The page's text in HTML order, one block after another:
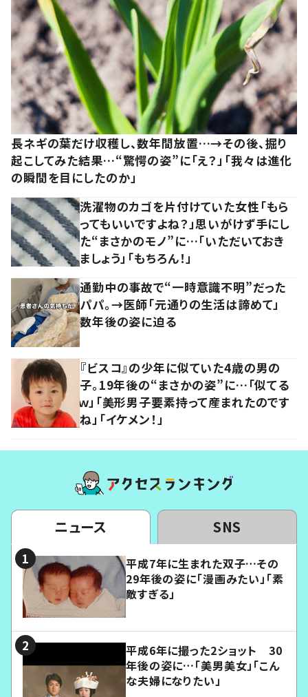
長ネギの葉だけ収穫し、数年間放置…→その後、掘り
起こしてみた結果…“驚愕の姿”に「え？」「我々は進化
の瞬間を目にしたのか」
洗濯物のカゴを片付けていた女性「もら
ってもいいですよね？」思いがけず手にし
た“まさかのモノ”に…「いただいておき
ましょう」「もちろん！」
通勤中の事故で“一時意識不明”だった
パパ。→医師「元通りの生活は諦めて」
数年後の姿に迫る
『ビスコ』の少年に似ていた4歳の男の
子。19年後の“まさかの姿”に…「似てる
ｗ」「美形男子要素持って産まれたのです
ね」「イケメン！」
ニュース SNS
平成7年に生まれた双子…その
29年後の姿に「漫画みたい」「素
敵すぎる」
平成6年に撮った2ショット 30
年後の姿に…「美男美女」「こん
な夫婦になりたい」